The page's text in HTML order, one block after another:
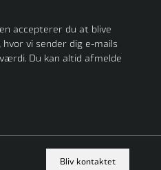
accepterer du at blive
vi sender dig e-mails
Du kan altid afmelde
Bliv kontaktet